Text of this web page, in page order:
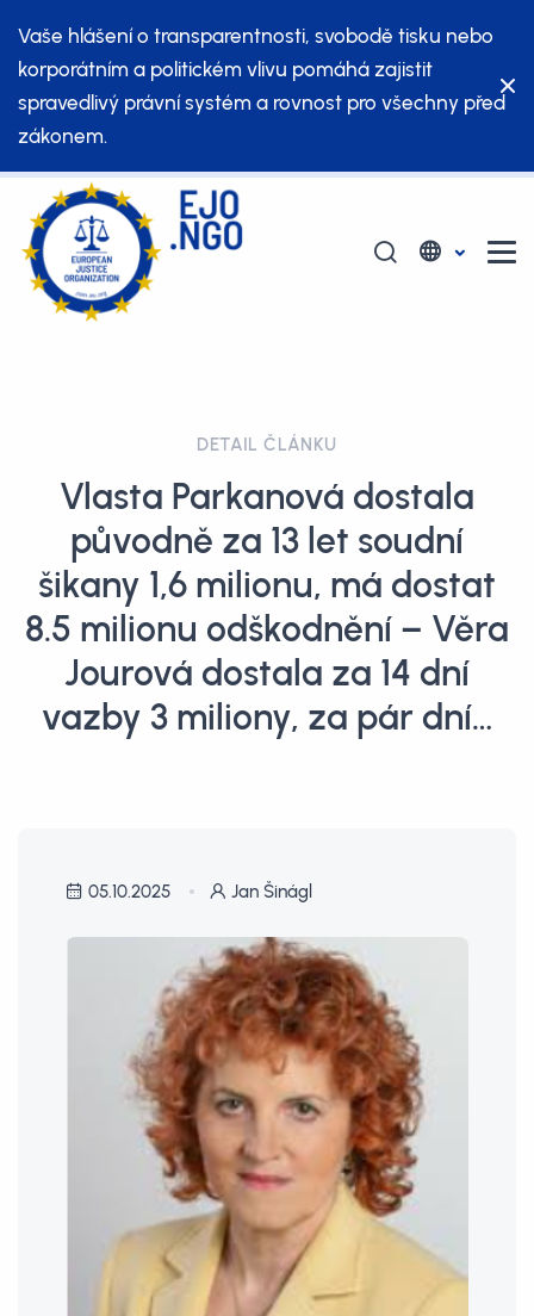
Vaše hlášení o transparentnosti, svobodě tisku nebo
korporátním a politickém vlivu pomáhá zajistit
spravedlivý právní systém a rovnost pro všechny před
zákonem.
DETAIL ČLÁNKU
Vlasta Parkanová dostala
původně za 13 let soudní
šikany 1,6 milionu, má dostat
8.5 milionu odškodnění – Věra
Jourová dostala za 14 dní
vazby 3 miliony, za pár dní…
05.10.2025 Jan Šinágl